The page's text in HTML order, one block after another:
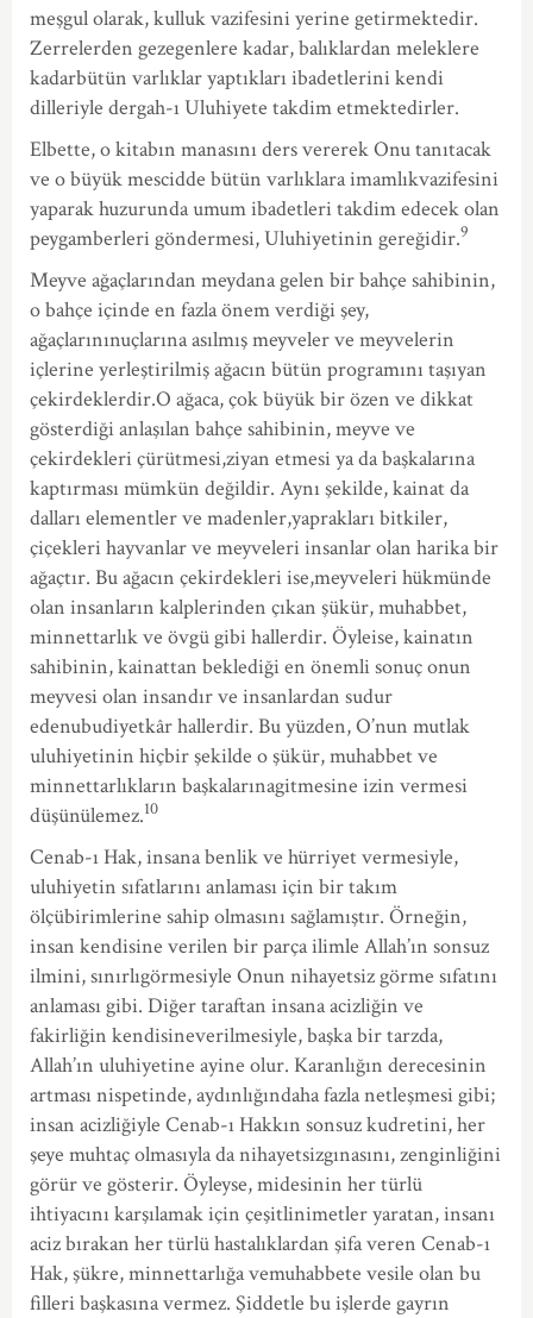
meşgul olarak, kulluk vazifesini yerine getirmektedir.
Zerrelerden gezegenlere kadar, balıklardan meleklere
kadarbütün varlıklar yaptıkları ibadetlerini kendi
dilleriyle dergah-ı Uluhiyete takdim etmektedirler.
Elbette, o kitabın manasını ders vererek Onu tanıtacak
ve o büyük mescidde bütün varlıklara imamlıkvazifesini
yaparak huzurunda umum ibadetleri takdim edecek olan
peygamberleri göndermesi, Uluhiyetinin gereğidir.9
Meyve ağaçlarından meydana gelen bir bahçe sahibinin,
o bahçe içinde en fazla önem verdiği şey,
ağaçlarınınuçlarına asılmış meyveler ve meyvelerin
içlerine yerleştirilmiş ağacın bütün programını taşıyan
çekirdeklerdir.O ağaca, çok büyük bir özen ve dikkat
gösterdiği anlaşılan bahçe sahibinin, meyve ve
çekirdekleri çürütmesi,ziyan etmesi ya da başkalarına
kaptırması mümkün değildir. Aynı şekilde, kainat da
dalları elementler ve madenler,yaprakları bitkiler,
çiçekleri hayvanlar ve meyveleri insanlar olan harika bir
ağaçtır. Bu ağacın çekirdekleri ise,meyveleri hükmünde
olan insanların kalplerinden çıkan şükür, muhabbet,
minnettarlık ve övgü gibi hallerdir. Öyleise, kainatın
sahibinin, kainattan beklediği en önemli sonuç onun
meyvesi olan insandır ve insanlardan sudur
edenubudiyetkâr hallerdir. Bu yüzden, O’nun mutlak
uluhiyetinin hiçbir şekilde o şükür, muhabbet ve
minnettarlıkların başkalarınagitmesine izin vermesi
düşünülemez.10
Cenab-ı Hak, insana benlik ve hürriyet vermesiyle,
uluhiyetin sıfatlarını anlaması için bir takım
ölçübirimlerine sahip olmasını sağlamıştır. Örneğin,
insan kendisine verilen bir parça ilimle Allah’ın sonsuz
ilmini, sınırlıgörmesiyle Onun nihayetsiz görme sıfatını
anlaması gibi. Diğer taraftan insana acizliğin ve
fakirliğin kendisineverilmesiyle, başka bir tarzda,
Allah’ın uluhiyetine ayine olur. Karanlığın derecesinin
artması nispetinde, aydınlığındaha fazla netleşmesi gibi;
insan acizliğiyle Cenab-ı Hakkın sonsuz kudretini, her
şeye muhtaç olmasıyla da nihayetsizgınasını, zenginliğini
görür ve gösterir. Öyleyse, midesinin her türlü
ihtiyacını karşılamak için çeşitlinimetler yaratan, insanı
aciz bırakan her türlü hastalıklardan şifa veren Cenab-ı
Hak, şükre, minnettarlığa vemuhabbete vesile olan bu
filleri başkasına vermez. Şiddetle bu işlerde gayrın